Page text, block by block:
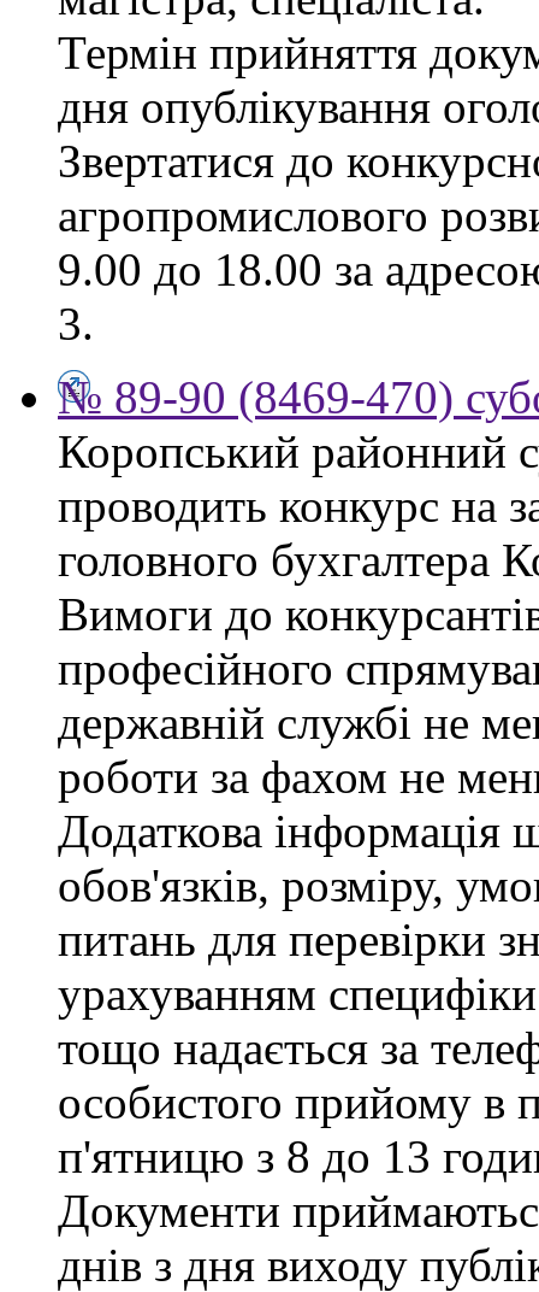
Термін прийняття
дня опублікування
Звертатися до
агропромислового
9.00 до 18.00 за
3.
№ 89-90 (8469-470)
Коропський районний
проводить конкурс на
головного бухгалтера
Вимоги до
професійного
державній службі не
роботи за фахом не
Додаткова інформація
обов'язків, розміру,
питань для перевірки
урахуванням
тощо надається за
особистого прийому в
п'ятницю з 8 до 13
Документи
днів з дня виходу